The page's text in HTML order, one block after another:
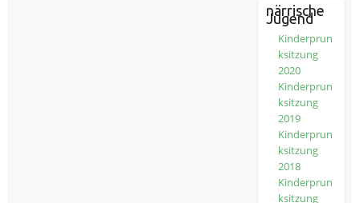
närrische
Jugend
Kinderprun
ksitzung
2020
Kinderprun
ksitzung
2019
Kinderprun
ksitzung
2018
Kinderprun
ksitzung